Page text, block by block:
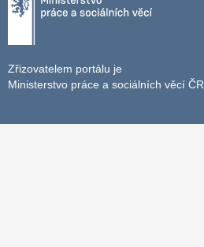
Zřizovatelem portálu je
Ministerstvo práce a sociálních věcí ČR